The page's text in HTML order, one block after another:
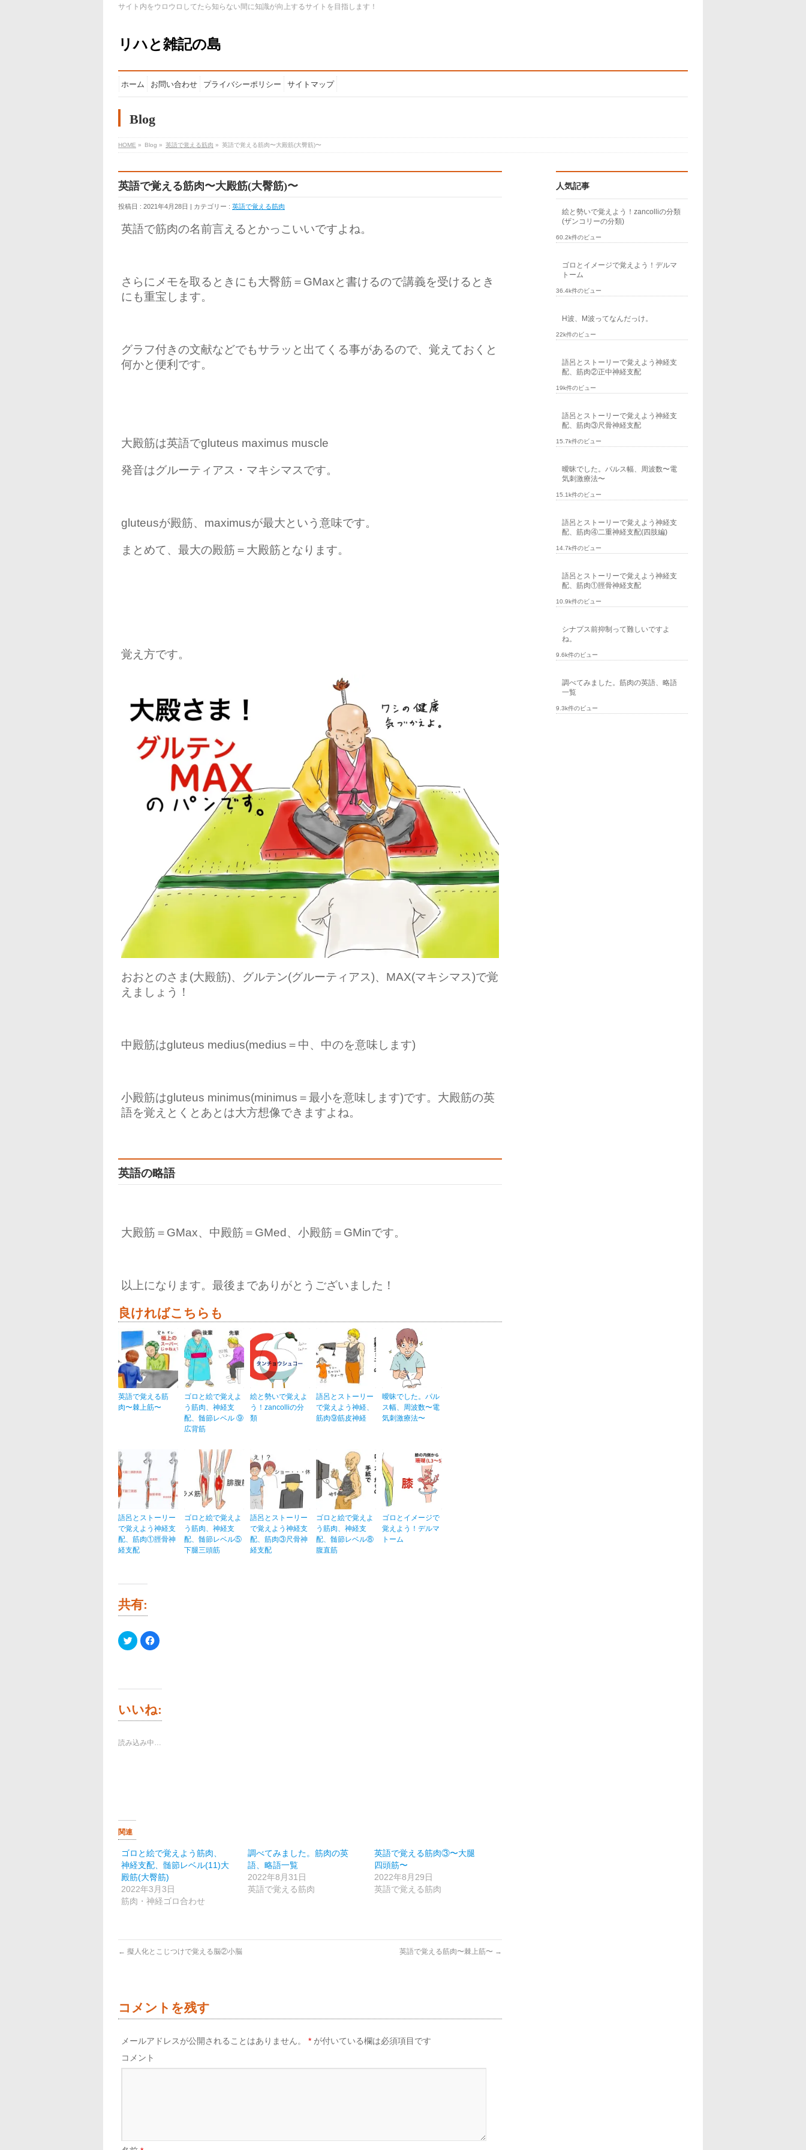
サイト内をウロウロしてたら知らない間に知識が向上するサイトを目指します！
リハと雑記の島
ホーム お問い合わせ プライバシーポリシー サイトマップ
Blog
HOME » Blog » 英語で覚える筋肉 » 英語で覚える筋肉〜大殿筋(大臀筋)〜
英語で覚える筋肉〜大殿筋(大臀筋)〜
投稿日 : 2021年4月28日 | カテゴリー : 英語で覚える筋肉
英語で筋肉の名前言えるとかっこいいですよね。
さらにメモを取るときにも大臀筋＝GMaxと書けるので講義を受けるとき
にも重宝します。
グラフ付きの文献などでもサラッと出てくる事があるので、覚えておくと
何かと便利です。
大殿筋は英語でgluteus maximus muscle
発音はグルーティアス・マキシマスです。
gluteusが殿筋、maximusが最大という意味です。
まとめて、最大の殿筋＝大殿筋となります。
覚え方です。
おおとのさま(大殿筋)、グルテン(グルーティアス)、MAX(マキシマス)で覚
えましょう！
中殿筋はgluteus medius(medius＝中、中のを意味します)
小殿筋はgluteus minimus(minimus＝最小を意味します)です。大殿筋の英
語を覚えとくとあとは大方想像できますよね。
英語の略語
大殿筋＝GMax、中殿筋＝GMed、小殿筋＝GMinです。
以上になります。最後までありがとうございました！
良ければこちらも
英語で覚える筋
肉〜棘上筋〜
ゴロと絵で覚えよ
う筋肉、神経支
配、髄節レベル ⑨
広背筋
絵と勢いで覚えよ
う！zancolliの分
類
語呂とストーリー
で覚えよう神経、
筋肉⑨筋皮神経
曖昧でした。パル
ス幅、周波数〜電
気刺激療法〜
語呂とストーリー
で覚えよう神経支
配、筋肉①脛骨神
経支配
ゴロと絵で覚えよ
う筋肉、神経支
配、髄節レベル⑤
下腿三頭筋
語呂とストーリー
で覚えよう神経支
配、筋肉③尺骨神
経支配
ゴロと絵で覚えよ
う筋肉、神経支
配、髄節レベル⑧
腹直筋
ゴロとイメージで
覚えよう！デルマ
トーム
共有:
ク
リ
で
有
(新
し
ィ
ン
Facebook
で
は
ッ
ク
だ
す)
いいね:
読み込み中…
関連
ゴロと絵で覚えよう筋肉、
神経支配、髄節レベル(11)大
殿筋(大臀筋)
2022年3月3日
筋肉・神経ゴロ合わせ
調べてみました。筋肉の英
語、略語一覧
2022年8月31日
英語で覚える筋肉
英語で覚える筋肉③〜大腿
四頭筋〜
2022年8月29日
英語で覚える筋肉
← 擬人化とこじつけで覚える脳②小脳 英語で覚える筋肉〜棘上筋〜 →
コメントを残す
メールアドレスが公開されることはありません。 * が付いている欄は必須項目です
コメント
人気記事
絵と勢いで覚えよう！zancolliの分類
(ザンコリーの分類)
60.2k件のビュー
ゴロとイメージで覚えよう！デルマ
トーム
36.4k件のビュー
H波、M波ってなんだっけ。
22k件のビュー
語呂とストーリーで覚えよう神経支
配、筋肉②正中神経支配
19k件のビュー
語呂とストーリーで覚えよう神経支
配、筋肉③尺骨神経支配
15.7k件のビュー
曖昧でした。パルス幅、周波数〜電
気刺激療法〜
15.1k件のビュー
語呂とストーリーで覚えよう神経支
配、筋肉④二重神経支配(四肢編)
14.7k件のビュー
語呂とストーリーで覚えよう神経支
配、筋肉①脛骨神経支配
10.9k件のビュー
シナプス前抑制って難しいですよ
ね。
9.6k件のビュー
調べてみました。筋肉の英語、略語
一覧
9.3k件のビュー